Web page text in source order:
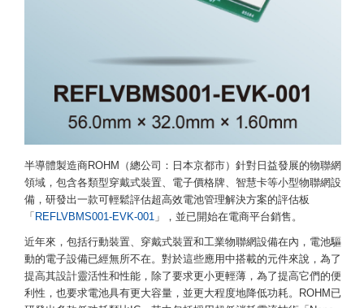
半導體製造商ROHM（總公司：日本京都市）針對日益發展的物聯網
領域，包含各類型穿戴式裝置、電子價格牌、智慧卡等小型物聯網設
備，研發出一款可輕鬆評估超高效電池管理解決方案的評估板
「 REFLVBMS001-EVK-001 」，並已開始在電商平台銷售。
近年來，包括行動裝置、穿戴式裝置和工業物聯網設備在內，電池驅
動的電子設備已經無所不在。對於這些應用中搭載的元件來說，為了
提高其設計靈活性和性能，除了要求更小更輕薄，為了提高它們的便
利性，也要求電池具有更大容量，並更大程度地降低功耗。ROHM已